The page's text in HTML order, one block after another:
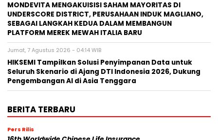
MONDEVITA MENGAKUISISI SAHAM MAYORITAS DI
UNDERSCORE DISTRICT, PERUSAHAAN INDUK MAGLIANO,
SEBAGAI LANGKAH KEDUA DALAM MEMBANGUN
PLATFORM MEREK MEWAH ITALIA BARU
Jumat, 7 Agustus 2026 - 04:14 WIB
HIKSEMI Tampilkan Solusi Penyimpanan Data untuk
Seluruh Skenario di Ajang DTI Indonesia 2026, Dukung
Pengembangan AI di Asia Tenggara
BERITA TERBARU
Pers Rilis